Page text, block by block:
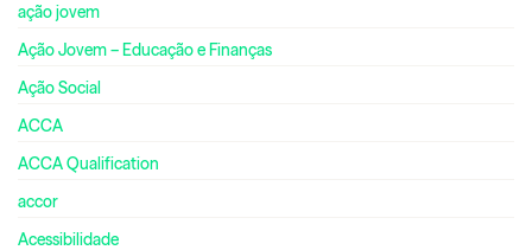
ação jovem
Ação Jovem – Educação e Finanças
Ação Social
ACCA
ACCA Qualification
accor
Acessibilidade